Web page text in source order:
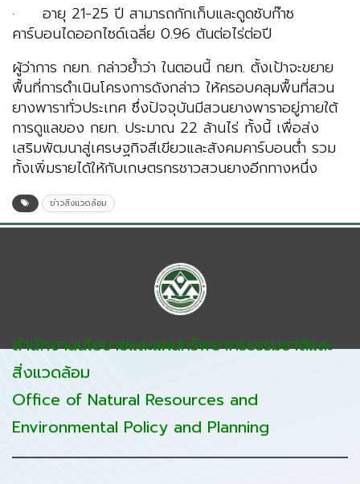
· อายุ 21-25 ปี สามารถกักเก็บและดูดซับก๊าซ
คาร์บอนไดออกไซด์เฉลี่ย 0.96 ตันต่อไร่ต่อปี
ผู้ว่าการ กยท. กล่าวย้ำว่า ในตอนนี้ กยท. ตั้งเป้าจะขยาย
พื้นที่การดำเนินโครงการดังกล่าว ให้ครอบคลุมพื้นที่สวน
ยางพาราทั่วประเทศ ซึ่งปัจจุบันมีสวนยางพาราอยู่ภายใต้
การดูแลของ กยท. ประมาณ 22 ล้านไร่ ทั้งนี้ เพื่อส่ง
เสริมพัฒนาสู่เศรษฐกิจสีเขียวและสังคมคาร์บอนต่ำ รวม
ทั้งเพิ่มรายได้ให้กับเกษตรกรชาวสวนยางอีกทางหนึ่ง
ข่าวสิ่งแวดล้อม
สำนักงานนโยบายและแผนทรัพยากรธรรมชาติและ
สิ่งแวดล้อม
Office of Natural Resources and
Environmental Policy and Planning